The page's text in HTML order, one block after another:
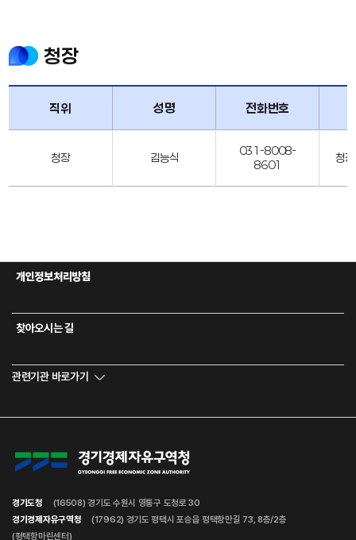
청장
직위 성명 전화번호
청장 김능식
031-8008-
8601
청장
개인정보처리방침
찾아오시는 길
관련기관 바로가기
경기도청
(16508) 경기도 수원시 영통구 도청로 30
경기경제자유구역청
(17962) 경기도 평택시 포승읍 평택항만길 73, 8층/2층
(평택항마린센터)